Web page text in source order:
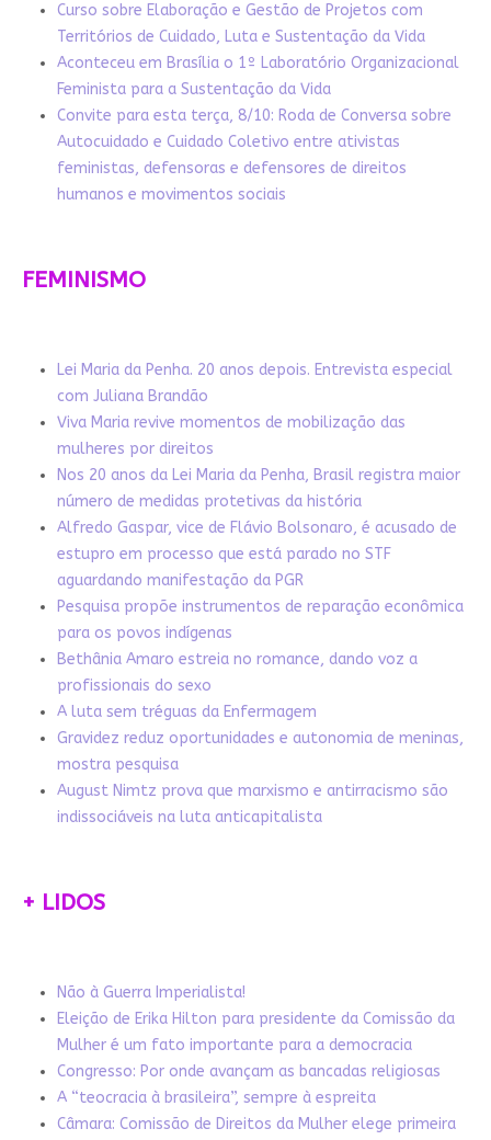
Curso sobre Elaboração e Gestão de Projetos com
Territórios de Cuidado, Luta e Sustentação da Vida
Aconteceu em Brasília o 1º Laboratório Organizacional
Feminista para a Sustentação da Vida
Convite para esta terça, 8/10: Roda de Conversa sobre
Autocuidado e Cuidado Coletivo entre ativistas
feministas, defensoras e defensores de direitos
humanos e movimentos sociais
FEMINISMO
Lei Maria da Penha. 20 anos depois. Entrevista especial
com Juliana Brandão
Viva Maria revive momentos de mobilização das
mulheres por direitos
Nos 20 anos da Lei Maria da Penha, Brasil registra maior
número de medidas protetivas da história
Alfredo Gaspar, vice de Flávio Bolsonaro, é acusado de
estupro em processo que está parado no STF
aguardando manifestação da PGR
Pesquisa propõe instrumentos de reparação econômica
para os povos indígenas
Bethânia Amaro estreia no romance, dando voz a
profissionais do sexo
A luta sem tréguas da Enfermagem
Gravidez reduz oportunidades e autonomia de meninas,
mostra pesquisa
August Nimtz prova que marxismo e antirracismo são
indissociáveis na luta anticapitalista
+ LIDOS
Não à Guerra Imperialista!
Eleição de Erika Hilton para presidente da Comissão da
Mulher é um fato importante para a democracia
Congresso: Por onde avançam as bancadas religiosas
A “teocracia à brasileira”, sempre à espreita
Câmara: Comissão de Direitos da Mulher elege primeira